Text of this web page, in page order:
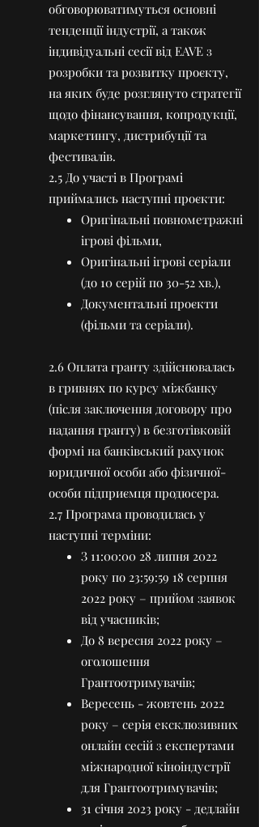
обговорюватимуться основні
тенденції індустрії, а також
індивідуальні сесії від EAVE з
розробки та розвитку проєкту,
на яких буде розглянуто стратегії
щодо фінансування, копродукції,
маркетингу, дистрибуції та
фестивалів.
2.5 До участі в Програмі
приймались наступні проєкти:
Оригінальні повнометражні
ігрові фільми,
Оригінальні ігрові серіали
(до 10 серій по 30-52 хв.),
Документальні проєкти
(фільми та серіали).
2.6 Оплата гранту здійснювалась
в гривнях по курсу міжбанку
(після заключення договору про
надання гранту) в безготівковій
формі на банківський рахунок
юридичної особи або фізичної-
особи підприємця продюсера.
2.7 Програма проводилась у
наступні терміни:
З 11:00:00 28 липня 2022
року по 23:59:59 18 серпня
2022 року – прийом заявок
від учасників;
До 8 вересня 2022 року –
оголошення
Грантоотримувачів;
Вересень - жовтень 2022
року – серія ексклюзивних
онлайн сесій з експертами
міжнародної кіноіндустрії
для Грантоотримувачів;
31 січня 2023 року - дедлайн